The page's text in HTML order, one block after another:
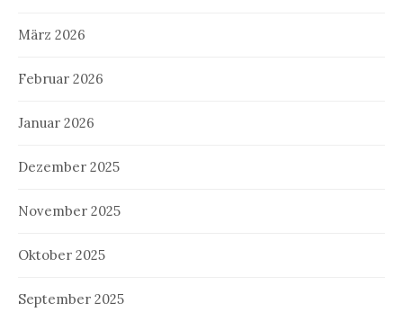
März 2026
Februar 2026
Januar 2026
Dezember 2025
November 2025
Oktober 2025
September 2025